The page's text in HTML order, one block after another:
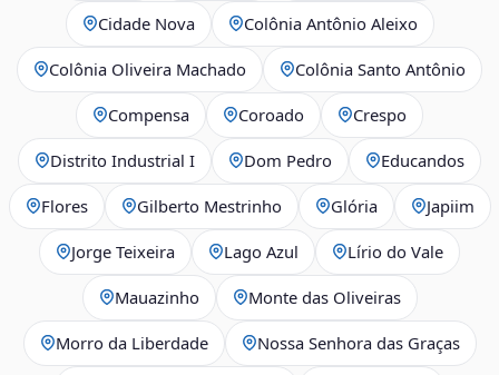
Cidade Nova Colônia Antônio Aleixo
Colônia Oliveira Machado Colônia Santo Antônio
Compensa Coroado Crespo
Distrito Industrial I Dom Pedro Educandos
Flores Gilberto Mestrinho Glória Japiim
Jorge Teixeira Lago Azul Lírio do Vale
Mauazinho Monte das Oliveiras
Morro da Liberdade Nossa Senhora das Graças